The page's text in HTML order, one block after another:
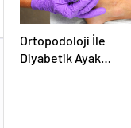
Ortopodoloji İle
Diyabetik Ayak